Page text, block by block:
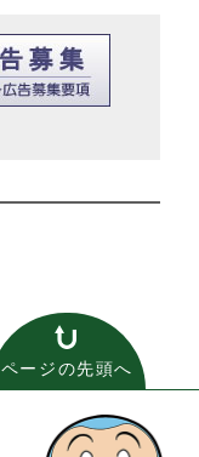
ページの先頭へ